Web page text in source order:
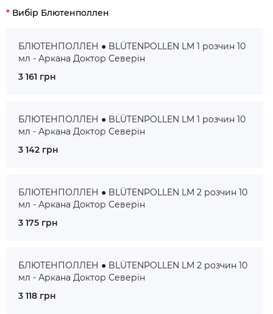
Вибір Блютенполлен
БЛЮТЕНПОЛЛЕН ● BLÜTENPOLLEN LM 1 розчин 10
мл - Аркана Доктор Северін
3 161 грн
БЛЮТЕНПОЛЛЕН ● BLÜTENPOLLEN LM 1 розчин 10
мл - Аркана Доктор Северін
3 142 грн
БЛЮТЕНПОЛЛЕН ● BLÜTENPOLLEN LM 2 розчин 10
мл - Аркана Доктор Северін
3 175 грн
БЛЮТЕНПОЛЛЕН ● BLÜTENPOLLEN LM 2 розчин 10
мл - Аркана Доктор Северін
3 118 грн